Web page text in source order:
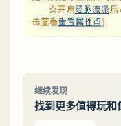
继续发现
找到更多值得玩和